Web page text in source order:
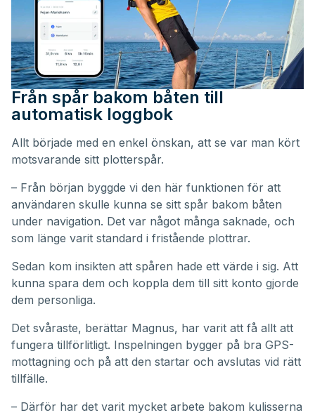
Från spår bakom båten till
automatisk loggbok
Allt började med en enkel önskan, att se var man kört
motsvarande sitt plotterspår.
– Från början byggde vi den här funktionen för att
användaren skulle kunna se sitt spår bakom båten
under navigation. Det var något många saknade, och
som länge varit standard i fristående plottrar.
Sedan kom insikten att spåren hade ett värde i sig. Att
kunna spara dem och koppla dem till sitt konto gjorde
dem personliga.
Det svåraste, berättar Magnus, har varit att få allt att
fungera tillförlitligt. Inspelningen bygger på bra GPS-
mottagning och på att den startar och avslutas vid rätt
tillfälle.
– Därför har det varit mycket arbete bakom kulisserna